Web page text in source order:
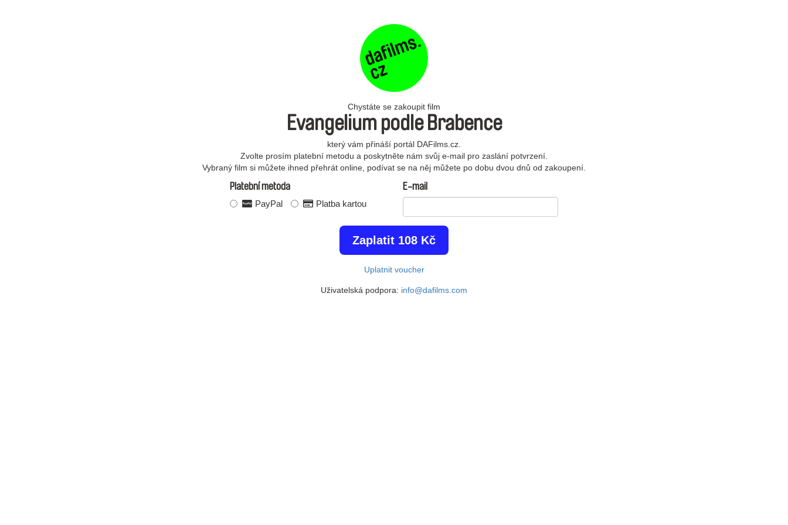
Chystáte se zakoupit film
Evangelium podle Brabence
který vám přináší portál DAFilms.cz.
Zvolte prosím platební metodu a poskytněte nám svůj e-mail pro zaslání potvrzení.
Vybraný film si můžete ihned přehrát online, podívat se na něj můžete po dobu dvou dnů od zakoupení.
Platební metoda
PayPal Platba kartou
E-mail
Zaplatit 108 Kč
Uplatnit voucher
Uživatelská podpora: info@dafilms.com